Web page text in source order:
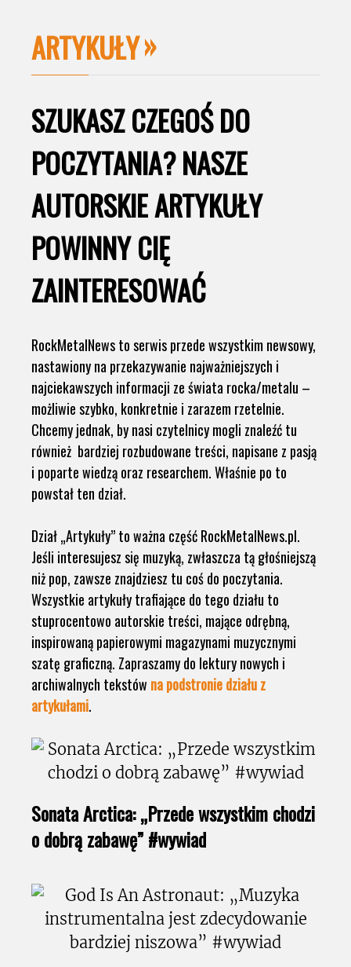
ARTYKUŁY
SZUKASZ CZEGOŚ DO
POCZYTANIA? NASZE
AUTORSKIE ARTYKUŁY
POWINNY CIĘ
ZAINTERESOWAĆ
RockMetalNews to serwis przede wszystkim newsowy,
nastawiony na przekazywanie najważniejszych i
najciekawszych informacji ze świata rocka/metalu –
możliwie szybko, konkretnie i zarazem rzetelnie.
Chcemy jednak, by nasi czytelnicy mogli znaleźć tu
również bardziej rozbudowane treści, napisane z pasją
i poparte wiedzą oraz researchem. Właśnie po to
powstał ten dział.
Dział „Artykuły” to ważna część RockMetalNews.pl.
Jeśli interesujesz się muzyką, zwłaszcza tą głośniejszą
niż pop, zawsze znajdziesz tu coś do poczytania.
Wszystkie artykuły trafiające do tego działu to
stuprocentowo autorskie treści, mające odrębną,
inspirowaną papierowymi magazynami muzycznymi
szatę graficzną. Zapraszamy do lektury nowych i
archiwalnych tekstów na podstronie działu z
artykułami.
Sonata Arctica: „Przede wszystkim chodzi
o dobrą zabawę” #wywiad